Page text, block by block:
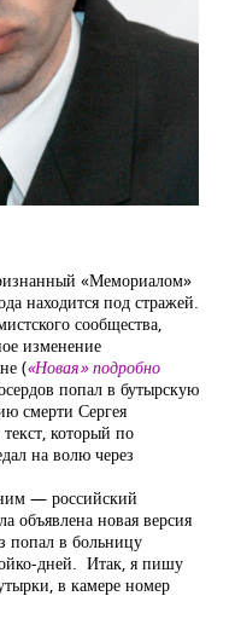
«Мемориалом»
находится под стражей.
сообщества,
изменение
(«Новая» подробно
попал в бутырскую
смерти Сергея
который по
на волю через
— российский
объявлена новая версия
попал в больницу
дней. Итак, я пишу
в камере номер